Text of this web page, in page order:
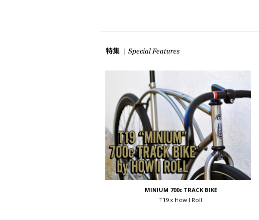
MINIUM 700c TRACK BIKE
T19 x How I Roll